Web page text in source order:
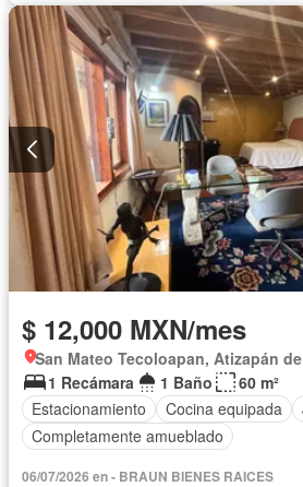
Completamente amueblado
$ 12,000 MXN/mes
San Mateo Tecoloapan, Atizapán
1 Recámara
1 Baño
60 m²
Estacionamiento
Cocina equipada
Completamente amueblado
06/07/2026 en - BRAUN BIENES RAICES